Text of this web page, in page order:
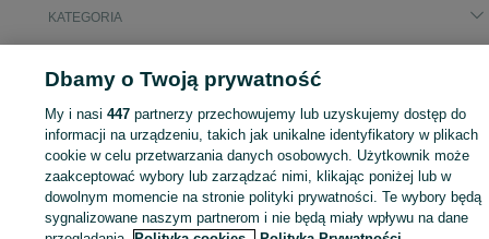
KATEGORIA
ID:1057730066
Zaloguj się lub załóż konto na OLX, aby skontaktować się z
sprzedającym
Dbamy o Twoją prywatność
My i nasi447 partnerzy przechowujemy lub uzyskujemy dostęp do
informacji na urządzeniu, takich jak unikalne identyfikatory w plikach
cookie w celu przetwarzania danych osobowych. Użytkownik może
zaakceptować wybory lub zarządzać nimi, klikając poniżej lub w
dowolnym momencie na stronie polityki prywatności. Te wybory będą
sygnalizowane naszym partnerom i nie będą miały wpływu na dane